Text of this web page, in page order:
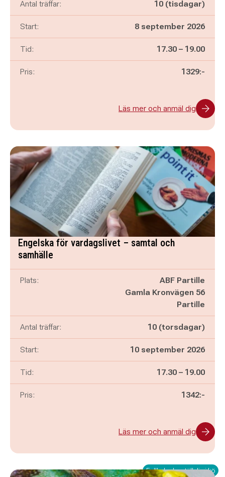
Antal träffar: 10 (tisdagar)
Start: 8 september 2026
Tid: Pågår mellan
17.30 – och
19.00
Pris: 1329:-
Läs mer och anmäl dig
Engelska för vardagslivet – samtal och
samhälle
Plats:
ABF Partille
Gamla Kronvägen 56
Partille
Antal träffar: 10 (torsdagar)
Start: 10 september 2026
Tid: Pågår mellan
17.30 – och
19.00
Pris: 1342:-
Läs mer och anmäl dig
Fullbokad – ställ dig i kö